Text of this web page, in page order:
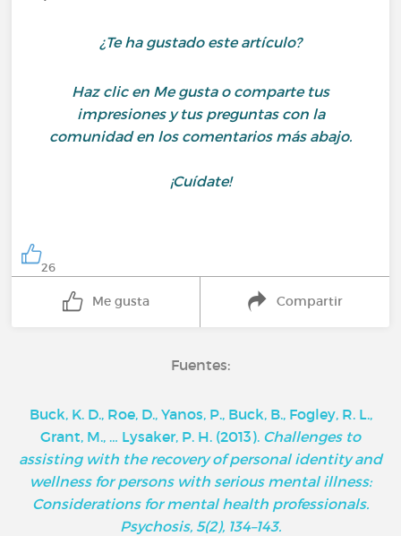
¿Te ha gustado este artículo?
Haz clic en Me gusta o comparte tus
impresiones y tus preguntas con la
comunidad en los comentarios más abajo.
¡Cuídate!
26
Me gusta Compartir
Fuentes:
Buck, K. D., Roe, D., Yanos, P., Buck, B., Fogley, R. L.,
Grant, M., … Lysaker, P. H. (2013). Challenges to
assisting with the recovery of personal identity and
wellness for persons with serious mental illness:
Considerations for mental health professionals.
Psychosis, 5(2), 134–143.